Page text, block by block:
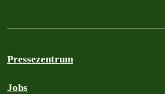
Pressezentrum
Jobs